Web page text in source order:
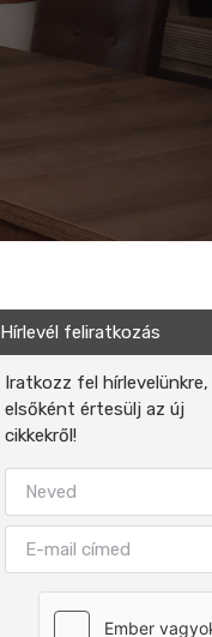
Hírlevél feliratkozás
Iratkozz fel
elsőként értesülj az új
cikkekről!